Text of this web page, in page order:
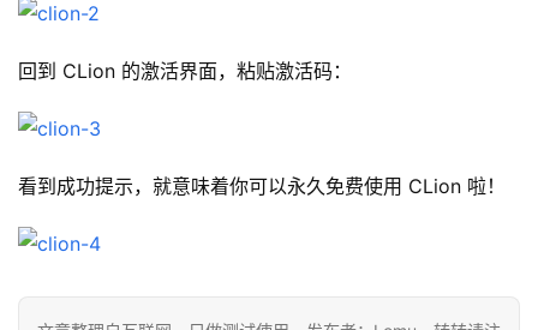
回到 CLion 的激活界面，粘贴激活码：
看到成功提示，就意味着你可以永久免费使用 CLion 啦！